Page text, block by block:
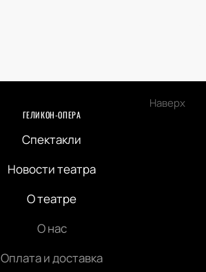
Наверх
ГЕЛИКОН-ОПЕРА
Спектакли
Новости театра
О театре
О нас
Оплата и доставка